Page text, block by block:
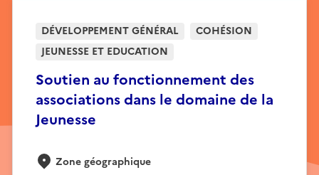
Soutien au fonctionnement des
associations dans le domaine de la
Jeunesse
DÉVELOPPEMENT GÉNÉRAL
COHÉSION
JEUNESSE ET EDUCATION
Zone géographique